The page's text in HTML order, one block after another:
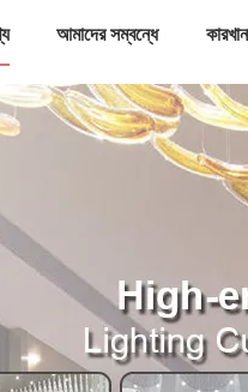
আমাদের সম্বন্ধে